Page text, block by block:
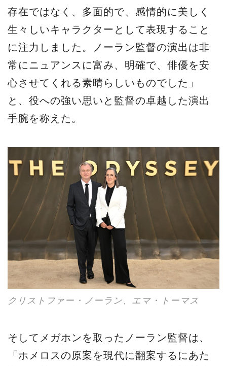
存在ではなく、多面的で、感情的に美しく
生々しいキャラクターとして表現すること
に注力しました。ノーラン監督の演出は非
常にニュアンスに富み、明確で、俳優を安
心させてくれる素晴らしいものでした」
と、役への強い思いと監督の卓越した演出
手腕を称えた。
クリストファー・ノーラン、エマ・トーマス
そしてメガホンを取ったノーラン監督は、
「ホメロスの原案を現代に翻案するにあた